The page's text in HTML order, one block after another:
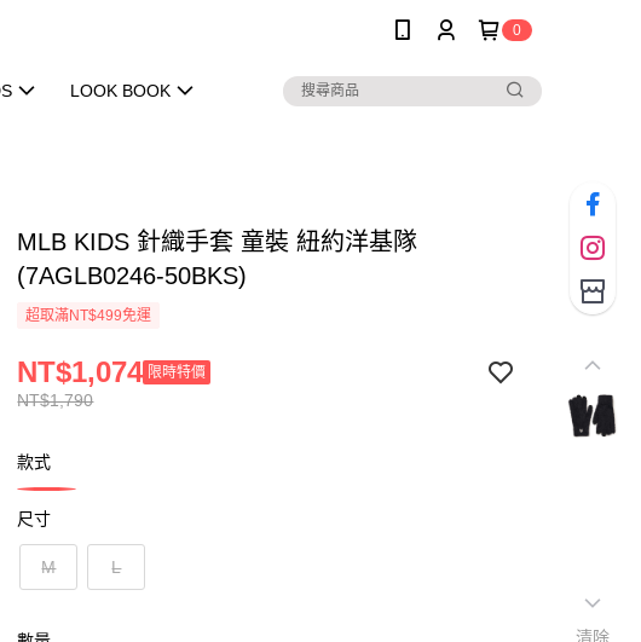
0
LOOK BOOK
MLB KIDS 針織手套 童裝 紐約洋基隊
(7AGLB0246-50BKS)
超取滿NT$499免運
NT$1,790
NT$1,074 限時特價
款式
尺寸
M L
清除